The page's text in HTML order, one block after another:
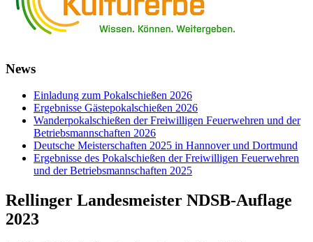
News
Einladung zum Pokalschießen 2026
Ergebnisse Gästepokalschießen 2026
Wanderpokalschießen der Freiwilligen Feuerwehren und der
Betriebsmannschaften 2026
Deutsche Meisterschaften 2025 in Hannover und Dortmund
Ergebnisse des Pokalschießen der Freiwilligen Feuerwehren
und der Betriebsmannschaften 2025
Rellinger Landesmeister NDSB-Auflage
2023